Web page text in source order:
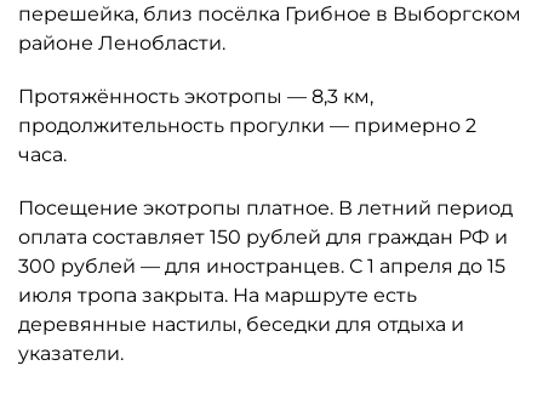
перешейка, близ посёлка Грибное в Выборгском
районе Ленобласти.
Протяжённость экотропы — 8,3 км,
продолжительность прогулки — примерно 2
часа.
Посещение экотропы платное. В летний период
оплата составляет 150 рублей для граждан РФ и
300 рублей — для иностранцев. С 1 апреля до 15
июля тропа закрыта. На маршруте есть
деревянные настилы, беседки для отдыха и
указатели.